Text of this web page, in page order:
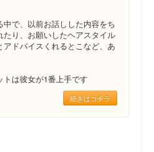
で、以前お話しした内容をち
たり、お願いしたヘアスタイル
アドバイスくれるとこなど、あ
トは彼女が1番上手です
続きはコチラ